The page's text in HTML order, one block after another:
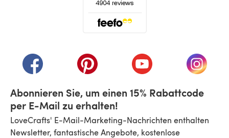
(öffnet sich in einem neuen Tab)
(öffnet sich in einem neuen Tab)
(öffnet sich in einem
(öffnet
Abonnieren Sie, um einen 15% Rabattcode
per E-Mail zu erhalten!
LoveCrafts' E-Mail-Marketing-Nachrichten enthalten
Newsletter, fantastische Angebote, kostenlose